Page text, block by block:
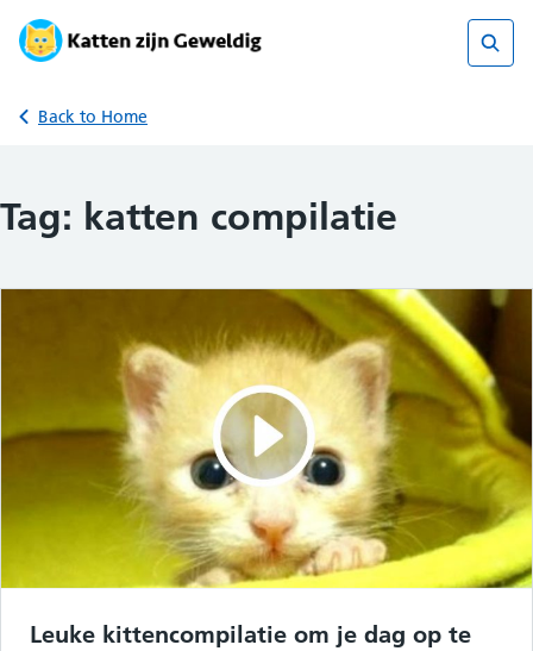
Skip
Back to Home
Tag: katten compilatie
Leuke kittencompilatie om je dag op te